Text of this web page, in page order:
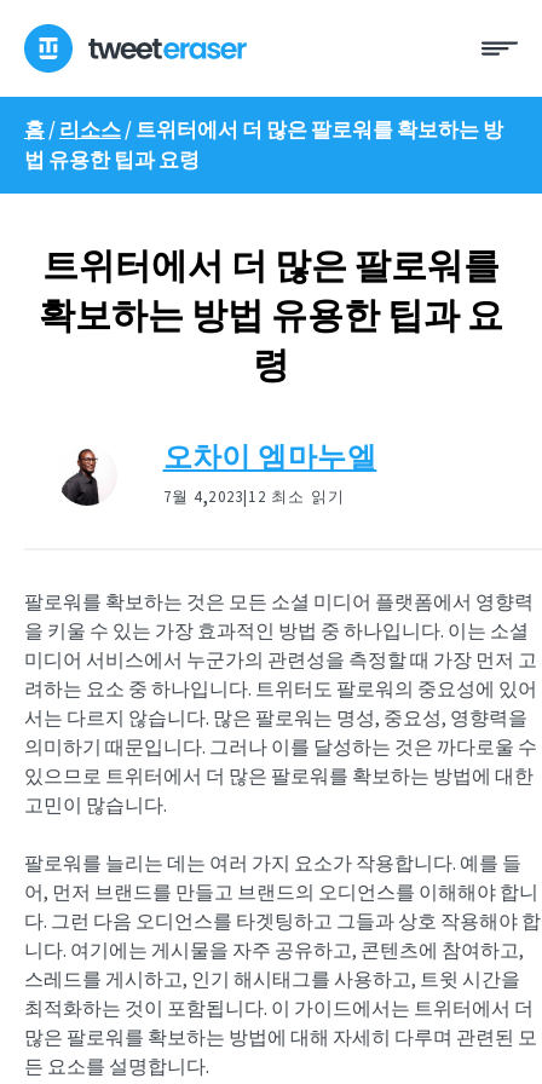
로
뛰
메
홈/리소스/트위터에서 더 많은 팔로워를 확보하는 방
법 유용한 팁과 요령
트위터에서 더 많은 팔로워를
확보하는 방법 유용한 팁과 요
령
오차이 엠마누엘
7월 4,2023|12 최소 읽기
팔로워를 확보하는 것은 모든 소셜 미디어 플랫폼에서 영향력
을 키울 수 있는 가장 효과적인 방법 중 하나입니다. 이는 소셜
미디어 서비스에서 누군가의 관련성을 측정할 때 가장 먼저 고
려하는 요소 중 하나입니다. 트위터도 팔로워의 중요성에 있어
서는 다르지 않습니다. 많은 팔로워는 명성, 중요성, 영향력을
의미하기 때문입니다. 그러나 이를 달성하는 것은 까다로울 수
있으므로 트위터에서 더 많은 팔로워를 확보하는 방법에 대한
고민이 많습니다.
팔로워를 늘리는 데는 여러 가지 요소가 작용합니다. 예를 들
어, 먼저 브랜드를 만들고 브랜드의 오디언스를 이해해야 합니
다. 그런 다음 오디언스를 타겟팅하고 그들과 상호 작용해야 합
니다. 여기에는 게시물을 자주 공유하고, 콘텐츠에 참여하고,
스레드를 게시하고, 인기 해시태그를 사용하고, 트윗 시간을
최적화하는 것이 포함됩니다. 이 가이드에서는 트위터에서 더
많은 팔로워를 확보하는 방법에 대해 자세히 다루며 관련된 모
든 요소를 설명합니다.